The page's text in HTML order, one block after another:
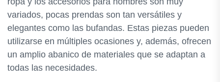
variados, pocas prendas son tan versátiles y
elegantes como las bufandas. Estas piezas pueden
utilizarse en múltiples ocasiones y, además, ofrecen
un amplio abanico de materiales que se adaptan a
todas las necesidades.